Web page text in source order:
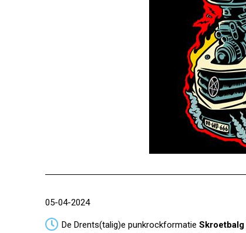
05-04-2024
De Drents(talig)e punkrockformatie Skroetbalg